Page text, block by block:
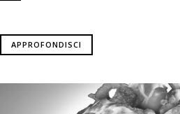
APPROFONDISCI